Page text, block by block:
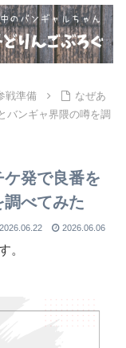
戦準備
なぜあ
バンギャ界隈の噂を調
発で良番を
べてみた
2026.06.22 2026.06.06
。